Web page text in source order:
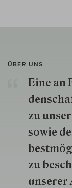
ÜBER UNS
Eine an
zu
so­wie
zu
unserer